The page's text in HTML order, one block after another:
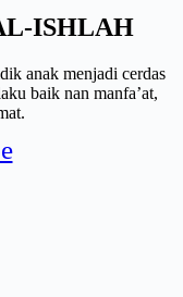
ISHLAH
anak menjadi cerdas
baik nan manfa’at,